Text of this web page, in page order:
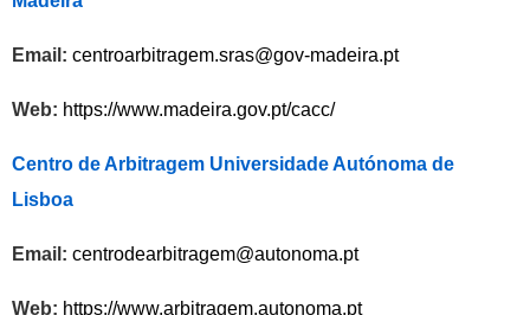
Email: centroarbitragem.sras@gov-madeira.pt
Web: https://www.madeira.gov.pt/cacc/
Centro de Arbitragem Universidade Autónoma de
Lisboa
Email: centrodearbitragem@autonoma.pt
Web: https://www.arbitragem.autonoma.pt